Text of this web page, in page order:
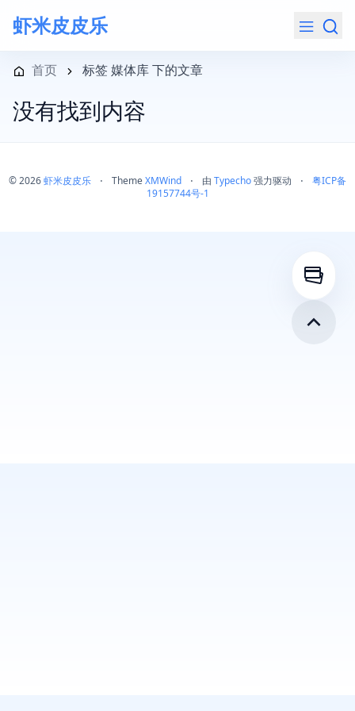
虾米皮皮乐
航菜单
首页 标签 媒体库 下的文章
没有找到内容
© 2026虾米皮皮乐 ⋅ ThemeXMWind ⋅ 由 Typecho强力驱动 ⋅
粤ICP备
19157744号-1
打开侧